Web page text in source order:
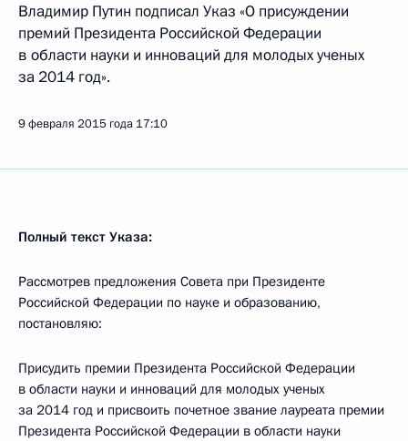
Владимир Путин подписал Указ «О присуждении
премий Президента Российской Федерации
в области науки и инноваций для молодых ученых
за 2014 год».
9 февраля 2015 года 17:10
Полный текст Указа:
Рассмотрев предложения Совета при Президенте
Российской Федерации по науке и образованию,
постановляю:
Присудить премии Президента Российской Федерации
в области науки и инноваций для молодых ученых
за 2014 год и присвоить почетное звание лауреата премии
Президента Российской Федерации в области науки